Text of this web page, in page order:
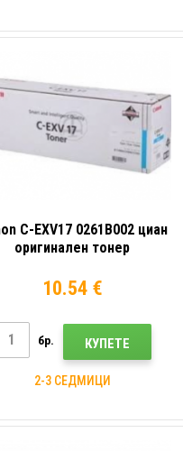
C-EXV17 0261B002 циан
оригинален тонер
10.54 €
бр. КУПЕТЕ
2-3 СЕДМИЦИ